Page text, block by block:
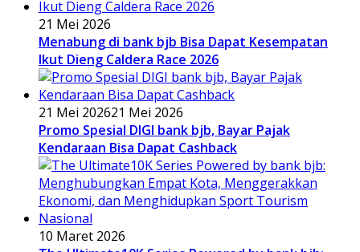
21 Mei 2026
Menabung di bank bjb Bisa Dapat Kesempatan
Ikut Dieng Caldera Race 2026
21 Mei 202621 Mei 2026
Promo Spesial DIGI bank bjb, Bayar Pajak
Kendaraan Bisa Dapat Cashback
10 Maret 2026